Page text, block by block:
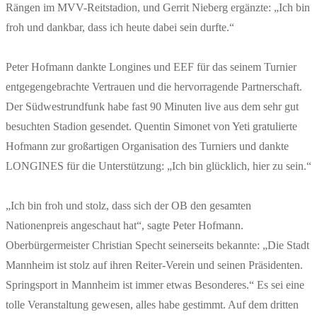
Rängen im MVV-Reitstadion, und Gerrit Nieberg ergänzte: „Ich bin
froh und dankbar, dass ich heute dabei sein durfte.“
Peter Hofmann dankte Longines und EEF für das seinem Turnier
entgegengebrachte Vertrauen und die hervorragende Partnerschaft.
Der Südwestrundfunk habe fast 90 Minuten live aus dem sehr gut
besuchten Stadion gesendet. Quentin Simonet von Yeti gratulierte
Hofmann zur großartigen Organisation des Turniers und dankte
LONGINES für die Unterstützung: „Ich bin glücklich, hier zu sein.“
„Ich bin froh und stolz, dass sich der OB den gesamten
Nationenpreis angeschaut hat“, sagte Peter Hofmann.
Oberbürgermeister Christian Specht seinerseits bekannte: „Die Stadt
Mannheim ist stolz auf ihren Reiter-Verein und seinen Präsidenten.
Springsport in Mannheim ist immer etwas Besonderes.“ Es sei eine
tolle Veranstaltung gewesen, alles habe gestimmt. Auf dem dritten